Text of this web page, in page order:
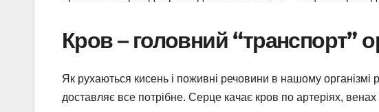
Кров – головний “транспорт”
Як рухаються кисень і поживні речовини в нашому організмі
доставляє все потрібне. Серце качає кров по артеріях, венах